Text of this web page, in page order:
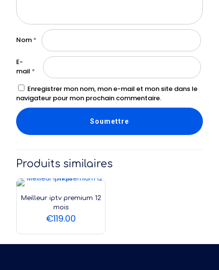
Nom *
E-
mail *
Enregistrer mon nom, mon e-mail et mon site dans le
navigateur pour mon prochain commentaire.
Produits similaires
Meilleur iptv premium 12
mois
€119.00